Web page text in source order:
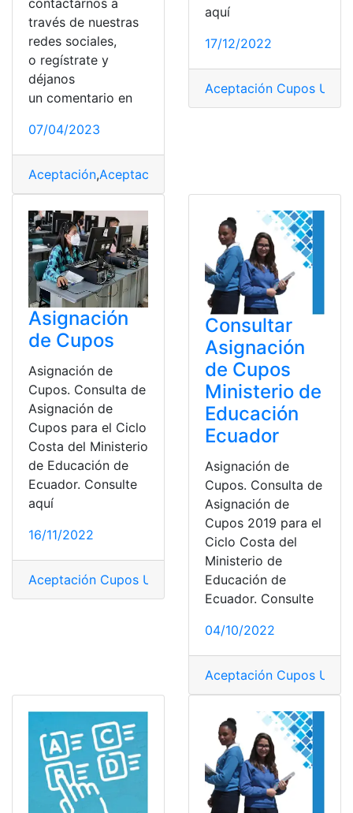
contactarnos a
través de nuestras
redes sociales,
o regístrate y
déjanos
un comentario en
07/04/2023
Aceptación,Aceptación de Cupo
aquí
17/12/2022
Aceptación Cupos
Asignación
de Cupos
Asignación de
Cupos. Consulta de
Asignación de
Cupos para el Ciclo
Costa del Ministerio
de Educación de
Ecuador. Consulte
aquí
16/11/2022
Aceptación Cupos Universidades,Aceptación de
Consultar
Asignación
de Cupos
Ministerio de
Educación
Ecuador
Asignación de
Cupos. Consulta de
Asignación de
Cupos 2019 para el
Ciclo Costa del
Ministerio de
Educación de
Ecuador. Consulte
04/10/2022
Aceptación Cupos